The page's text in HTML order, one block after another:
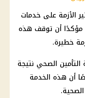
الأزمة على خدمات
مؤكدًا أن توقف هذه
خطيرة.
الصحي نتيجة
أن هذه الخدمة